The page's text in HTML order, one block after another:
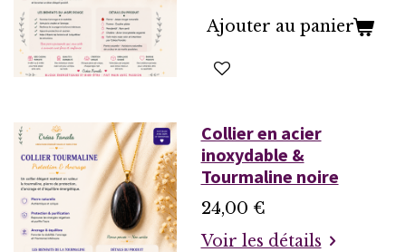
Ajouter au panier
Collier en acier
inoxydable &
Tourmaline noire
24,00 €
Voir les détails